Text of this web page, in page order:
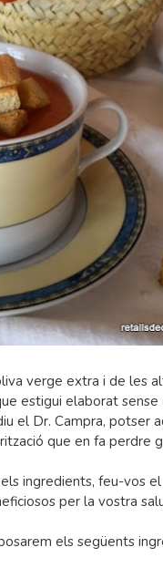
verge extra i de les
estigui elaborat sense
el Dr. Campra, potser
que en fa perdre
ingredients, feu-vos
per la vostra
els següents